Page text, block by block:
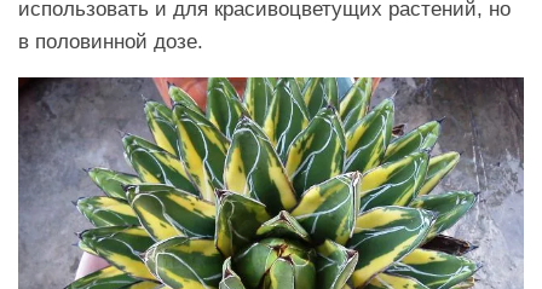
использовать и для красивоцветущих растений, но
в половинной дозе.